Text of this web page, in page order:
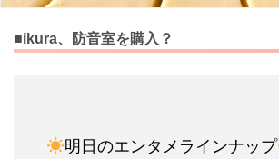
■ikura、防音室を購入？
明日のエンタメラインナップ